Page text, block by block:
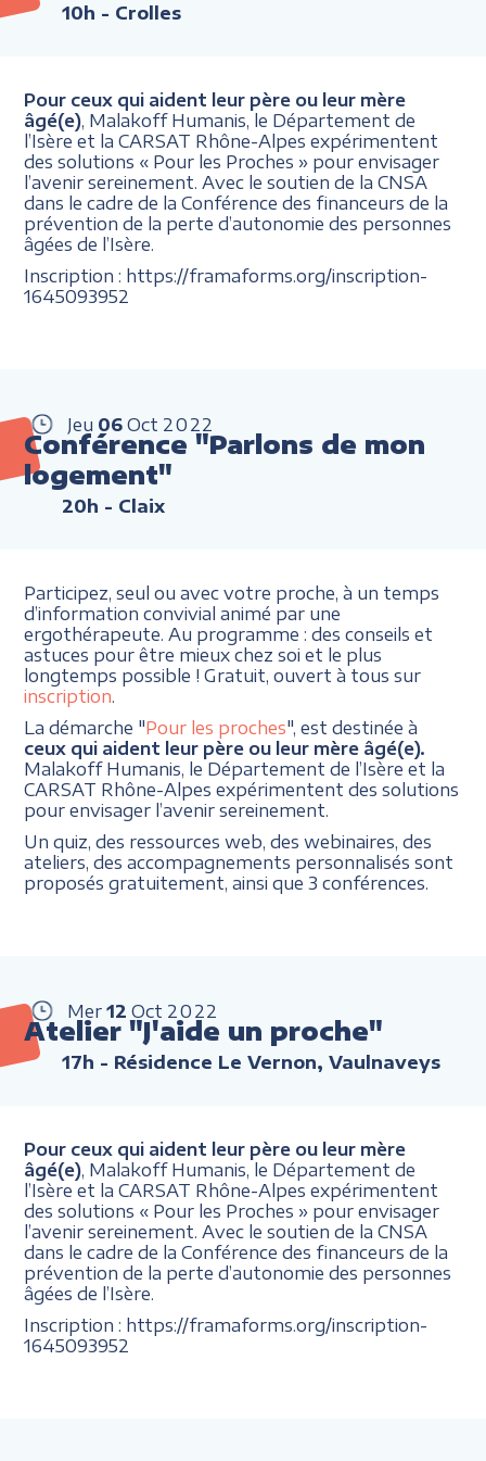
10h - Crolles
Pour ceux qui aident leur père ou leur mère
âgé(e) , Malakoff Humanis, le Département de
l’Isère et la CARSAT Rhône-Alpes expérimentent
des solutions « Pour les Proches » pour envisager
l’avenir sereinement. Avec le soutien de la CNSA
dans le cadre de la Conférence des financeurs de la
prévention de la perte d’autonomie des personnes
âgées de l’Isère.
Inscription : https://framaforms.org/inscription-
1645093952
Jeu 06 Oct 2022
Conférence "Parlons de mon
logement"
20h - Claix
Participez, seul ou avec votre proche, à un temps
d’information convivial animé par une
ergothérapeute. Au programme : des conseils et
astuces pour être mieux chez soi et le plus
longtemps possible ! Gratuit, ouvert à tous sur
inscription
La démarche "Pour les proches", est destinée à
ceux qui aident leur père ou leur mère âgé(e).
Malakoff Humanis, le Département de l’Isère et la
CARSAT Rhône-Alpes expérimentent des solutions
pour envisager l’avenir sereinement.
Un quiz, des ressources web, des webinaires, des
ateliers, des accompagnements personnalisés sont
proposés gratuitement, ainsi que 3 conférences.
Mer 12 Oct 2022
Atelier "J'aide un proche"
17h - Résidence Le Vernon, Vaulnaveys
Pour ceux qui aident leur père ou leur mère
âgé(e) , Malakoff Humanis, le Département de
l’Isère et la CARSAT Rhône-Alpes expérimentent
des solutions « Pour les Proches » pour envisager
l’avenir sereinement. Avec le soutien de la CNSA
dans le cadre de la Conférence des financeurs de la
prévention de la perte d’autonomie des personnes
âgées de l’Isère.
Inscription : https://framaforms.org/inscription-
1645093952